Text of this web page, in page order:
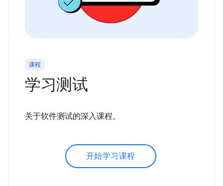
课程
学习测试
关于软件测试的深入课程。
开始学习课程